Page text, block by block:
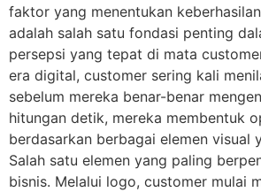
faktor yang menentukan
adalah salah satu fondasi penting
persepsi yang tepat di mata
era digital, customer sering kali
sebelum mereka benar-benar
hitungan detik, mereka membentuk
berdasarkan berbagai elemen visual
Salah satu elemen yang paling
bisnis. Melalui logo, customer mulai